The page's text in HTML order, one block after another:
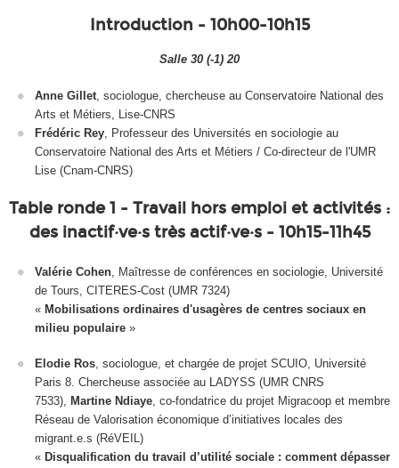
Introduction - 10h00-10h15
Salle 30 (-1) 20
Anne Gillet , sociologue, chercheuse au Conservatoire National des
Arts et Métiers, Lise-CNRS
Frédéric Rey , Professeur des Universités en sociologie au
Conservatoire National des Arts et Métiers / Co-directeur de l'UMR
Lise (Cnam-CNRS)
Table ronde 1 - Travail hors emploi et activités :
des inactif·ve·s très actif·ve·s - 10h15-11h45
Valérie Cohen , Maîtresse de conférences en sociologie, Université
de Tours, CITERES-Cost (UMR 7324)
« Mobilisations ordinaires d'usagères de centres sociaux en
milieu populaire »
Elodie Ros, sociologue, et chargée de projet SCUIO, Université
Paris 8. Chercheuse associée au LADYSS (UMR CNRS
7533), Martine Ndiaye, co-fondatrice du projet Migracoop et membre
Réseau de Valorisation économique d’initiatives locales des
migrant.e.s (RéVEIL)
« Disqualification du travail d’utilité sociale : comment dépasser